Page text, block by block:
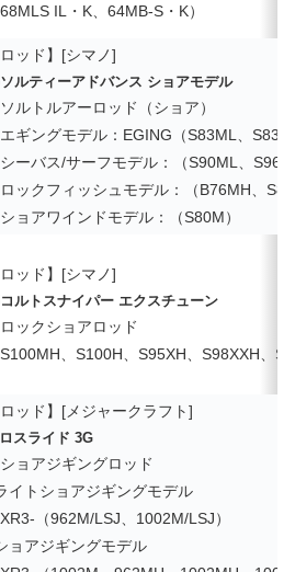
68MLS IL・K、64MB-S・K）
ロッド】[シマノ]
ルティーアドバンス ショアモデル
ソルトルアーロッド（ショア）
エギングモデル：EGING（S83ML、
シーバス/サーフモデル：（S90ML、
ロックフィッシュモデル：（B76MH、
ショアワインドモデル：（S80M）
ロッド】[シマノ]
ルトスナイパー エクスチューン
ロックショアロッド
S100MH、S100H、S95XH、S98XXH、
ロッド】[メジャークラフト]
スライド 3G
ショアジギングロッド
イトショアジギングモデル
XR3-（962M/LSJ、1002M/LSJ）
ョアジギングモデル